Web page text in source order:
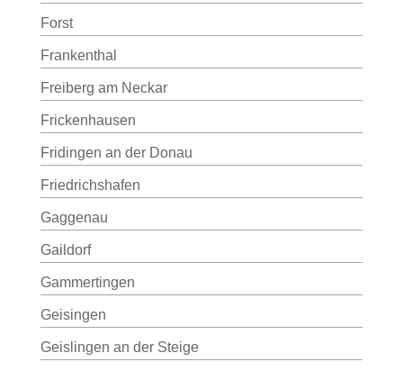
Forst
Frankenthal
Freiberg am Neckar
Frickenhausen
Fridingen an der Donau
Friedrichshafen
Gaggenau
Gaildorf
Gammertingen
Geisingen
Geislingen an der Steige